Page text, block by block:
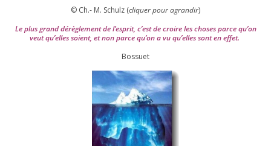
© Ch.- M. Schulz (cli­quer pour agran­dir)
Le plus grand dérè­gle­ment de l’es­prit, c’est de croire les choses parce qu’on
veut qu’elles soient, et non parce qu’on a vu qu’elles sont en effet.
Bossuet